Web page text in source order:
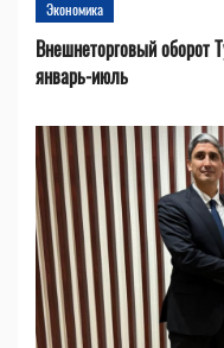
Экономика
Внешнеторговый оборот
январь-июль